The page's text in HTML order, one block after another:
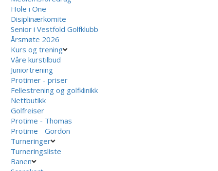
Hole i One
Disiplinærkomite
Senior i Vestfold Golfklubb
Årsmøte 2026
Kurs og trening
Våre kurstilbud
Juniortrening
Protimer - priser
Fellestrening og golfklinikk
Nettbutikk
Golfreiser
Protime - Thomas
Protime - Gordon
Turneringer
Turneringsliste
Banen